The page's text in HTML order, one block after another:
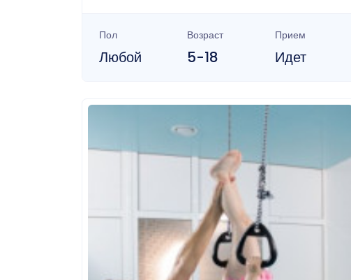
Пол
Любой
Возраст
5-18
Прием
Идет